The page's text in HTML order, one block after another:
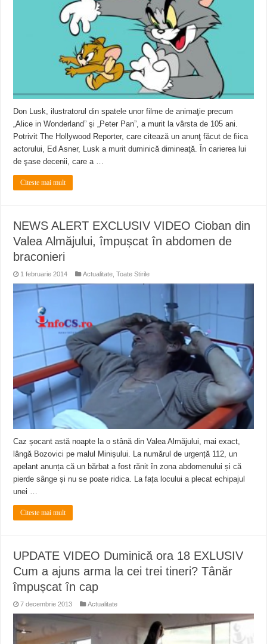
ANUNŢ OPRIRE ANUNŢ OPRIRE APĂ în ORAVIȚA – 05.08.2026 – avarie
Anunț important – Închidere temporară Podul de Piatră din Herculane
Don Lusk, ilustratorul din spatele unor filme de animaţie precum
„Alice in Wonderland” şi „Peter Pan”, a murit la vârsta de 105 ani.
Potrivit The Hollywood Reporter, care citează un anunţ făcut de fiica
actorului, Ed Asner, Lusk a murit duminică dimineaţă. În carierea lui
de şase decenii, care a …
Citeste mai mult
NEWS ALERT EXCLUSIV VIDEO Cioban din
Valea Almăjului, împușcat în abdomen de
braconieri
1 februarie 2014 Actualitate ,Toate Stirile
Caz șocant astă noapte la o stână din Valea Almăjului, mai exact,
lângă Bozovici pe malul Minișului. La numărul de urgență 112, un
apelant anunța că un bărbat a fost rănit în zona abdomenului și că
pierde sânge și nu se poate ridica. La fața locului a plecat echipajul
unei …
Citeste mai mult
UPDATE VIDEO Duminică ora 18 EXLUSIV
Cum a ajuns arma la cei trei tineri? Tânăr
împușcat în cap
7 decembrie 2013 Actualitate